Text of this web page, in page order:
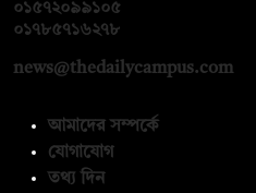
০১৫৭২০৯৯১০৫
০১৭৮৫৭১৬২৭৮
news@thedailycampus.com
আমাদের সম্পর্কে
যোগাযোগ
তথ্য দিন